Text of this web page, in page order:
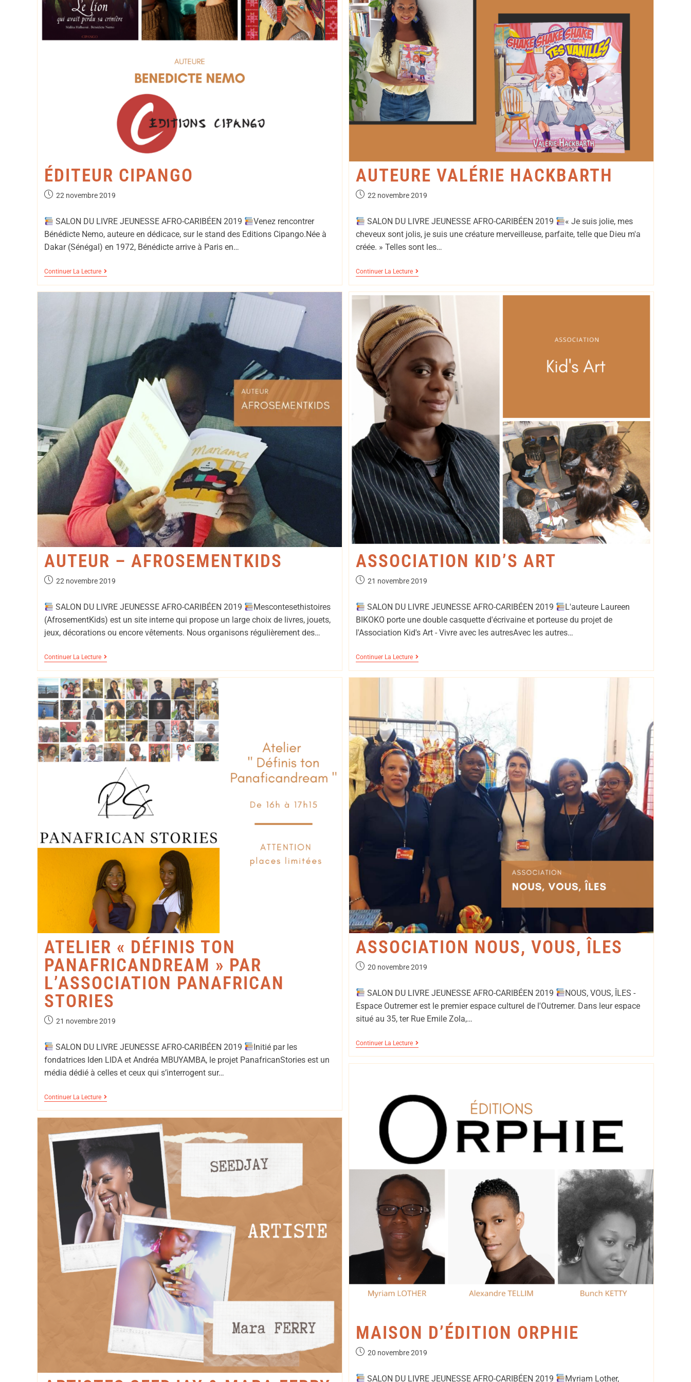
ÉDITEUR CIPANGO
22 novembre 2019
SALON DU LIVRE JEUNESSE AFRO-CARIBÉEN 2019
Venez rencontrer
Bénédicte Nemo, auteure en dédicace, sur le stand des Editions Cipango.Née à
Dakar (Sénégal) en 1972, Bénédicte arrive à Paris en…
Continuer La Lecture
AUTEURE VALÉRIE HACKBARTH
22 novembre 2019
SALON DU LIVRE JEUNESSE AFRO-CARIBÉEN 2019
« Je suis jolie, mes
cheveux sont jolis, je suis une créature merveilleuse, parfaite, telle que Dieu m'a
créée. » Telles sont les…
Continuer La Lecture
AUTEUR – AFROSEMENTKIDS
22 novembre 2019
SALON DU LIVRE JEUNESSE AFRO-CARIBÉEN 2019
Mescontesethistoires
(AfrosementKids) est un site interne qui propose un large choix de livres, jouets,
jeux, décorations ou encore vêtements. Nous organisons régulièrement des…
Continuer La Lecture
ASSOCIATION KID’S ART
21 novembre 2019
SALON DU LIVRE JEUNESSE AFRO-CARIBÉEN 2019
L'auteure Laureen
BIKOKO porte une double casquette d'écrivaine et porteuse du projet de
l'Association Kid's Art - Vivre avec les autresAvec les autres…
Continuer La Lecture
ATELIER « DÉFINIS TON
PANAFRICANDREAM » PAR
L’ASSOCIATION PANAFRICAN
STORIES
21 novembre 2019
SALON DU LIVRE JEUNESSE AFRO-CARIBÉEN 2019
Initié par les
fondatrices Iden LIDA et Andréa MBUYAMBA, le projet PanafricanStories est un
média dédié à celles et ceux qui s’interrogent sur…
Continuer La Lecture
ASSOCIATION NOUS, VOUS, ÎLES
20 novembre 2019
SALON DU LIVRE JEUNESSE AFRO-CARIBÉEN 2019
NOUS, VOUS, ÎLES -
Espace Outremer est le premier espace culturel de l'Outremer. Dans leur espace
situé au 35, ter Rue Emile Zola,…
Continuer La Lecture
MAISON D’ÉDITION ORPHIE
20 novembre 2019
SALON DU LIVRE JEUNESSE AFRO-CARIBÉEN 2019 Myriam Lother,